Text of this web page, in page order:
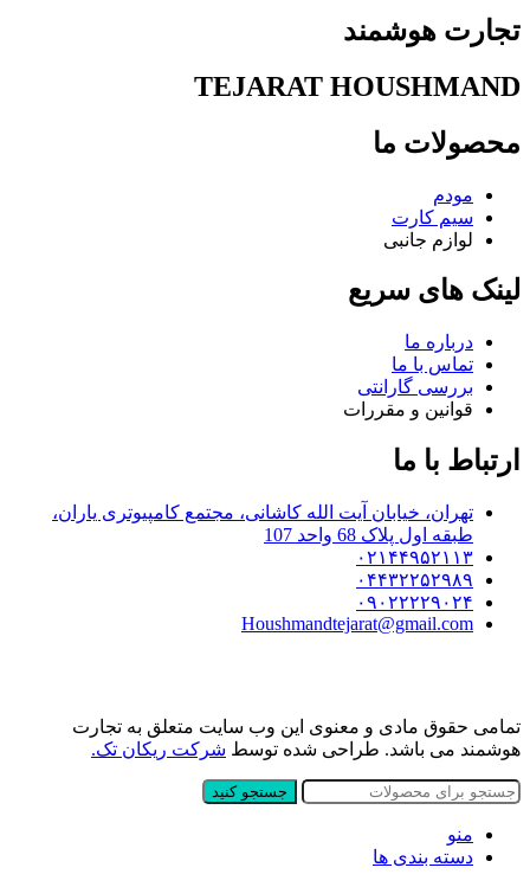
تجارت هوشمند
TEJARAT HOUSHMAND
محصولات ما
مودم
سیم کارت
لوازم جانبی
لینک های سریع
درباره ما
تماس با ما
بررسی گارانتی
قوانین و مقررات
ارتباط با ما
تهران، خیابان آیت الله کاشانی، مجتمع کامپیوتری یاران،
طبقه اول پلاک 68 واحد 107
۰۲۱۴۴۹۵۲۱۱۳
۰۴۴۳۲۲۵۲۹۸۹
۰۹۰۲۲۲۲۹۰۲۴
Houshmandtejarat@gmail.com
تمامی حقوق مادی و معنوی این وب سایت متعلق به تجارت
هوشمند می باشد. طراحی شده توسط شرکت ریکان تک.
جستجو کنید
منو
دسته بندی ها